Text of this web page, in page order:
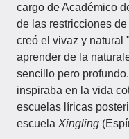
cargo de Académico
de las restricciones
creó el vivaz y natural
aprender de la
sencillo pero
inspiraba en la vida
escuelas líricas
escuela Xingling